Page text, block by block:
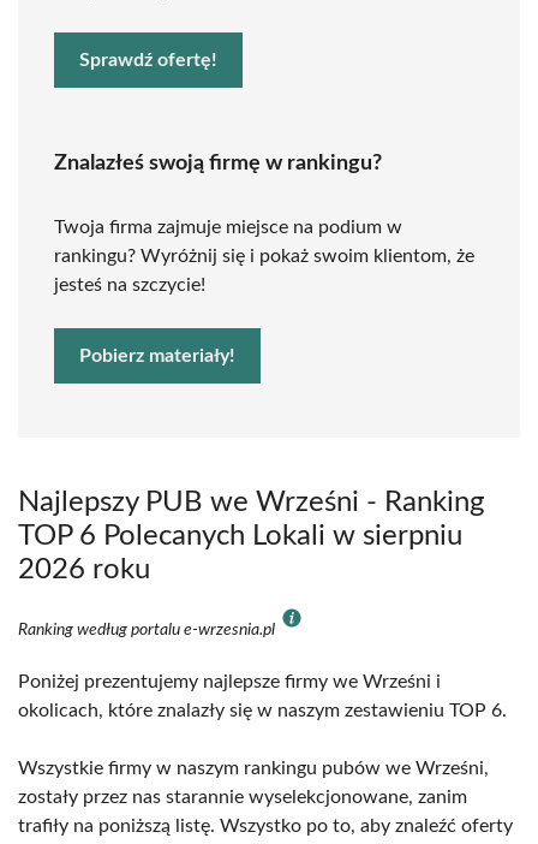
Sprawdź ofertę!
Znalazłeś swoją firmę w rankingu?
Twoja firma zajmuje miejsce na podium w
rankingu? Wyróżnij się i pokaż swoim klientom, że
jesteś na szczycie!
Pobierz materiały!
Najlepszy PUB we Wrześni - Ranking
TOP 6 Polecanych Lokali w sierpniu
2026 roku
Ranking według portalu e-wrzesnia.pl
Poniżej prezentujemy najlepsze firmy we Wrześni i
okolicach, które znalazły się w naszym zestawieniu TOP 6.
Wszystkie firmy w naszym rankingu pubów we Wrześni,
zostały przez nas starannie wyselekcjonowane, zanim
trafiły na poniższą listę. Wszystko po to, aby znaleźć oferty